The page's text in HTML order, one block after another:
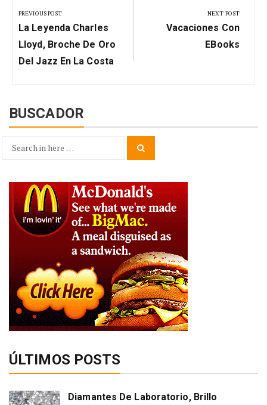
de
entradas
PREVIOUS POST
Previous
Post:
La Leyenda Charles
Lloyd, Broche De Oro
Del Jazz En La Costa
NEXT POST
Next
Vacaciones Con
EBooks
BUSCADOR
Search
ÚLTIMOS POSTS
Diamantes De Laboratorio, Brillo